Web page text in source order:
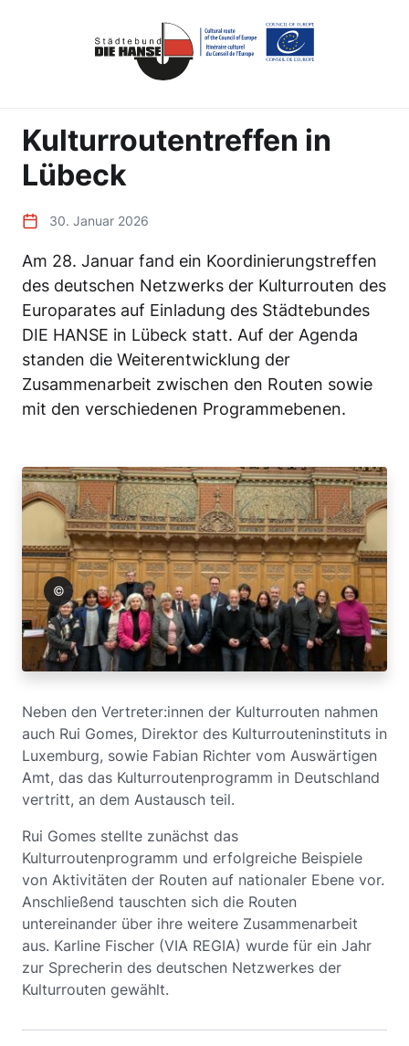
Kulturroutentreffen in
Lübeck
30. Januar 2026
Am 28. Januar fand ein Koordinierungstreffen
des deutschen Netzwerks der Kulturrouten des
Europarates auf Einladung des Städtebundes
DIE HANSE in Lübeck statt. Auf der Agenda
standen die Weiterentwicklung der
Zusammenarbeit zwischen den Routen sowie
mit den verschiedenen Programmebenen.
Neben den Vertreter:innen der Kulturrouten nahmen
auch Rui Gomes, Direktor des Kulturrouteninstituts in
Luxemburg, sowie Fabian Richter vom Auswärtigen
Amt, das das Kulturroutenprogramm in Deutschland
vertritt, an dem Austausch teil.
Rui Gomes stellte zunächst das
Kulturroutenprogramm und erfolgreiche Beispiele
von Aktivitäten der Routen auf nationaler Ebene vor.
Anschließend tauschten sich die Routen
untereinander über ihre weitere Zusammenarbeit
aus. Karline Fischer (VIA REGIA) wurde für ein Jahr
zur Sprecherin des deutschen Netzwerkes der
Kulturrouten gewählt.